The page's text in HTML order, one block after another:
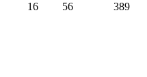
16 56 389